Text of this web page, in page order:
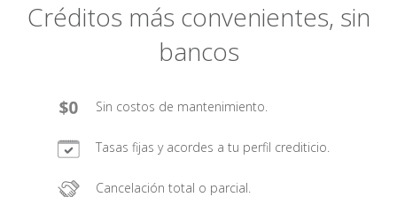
Créditos más convenientes, sin
bancos
Sin costos de mantenimiento.
Tasas fijas y acordes a tu perfil crediticio.
Cancelación total o parcial.